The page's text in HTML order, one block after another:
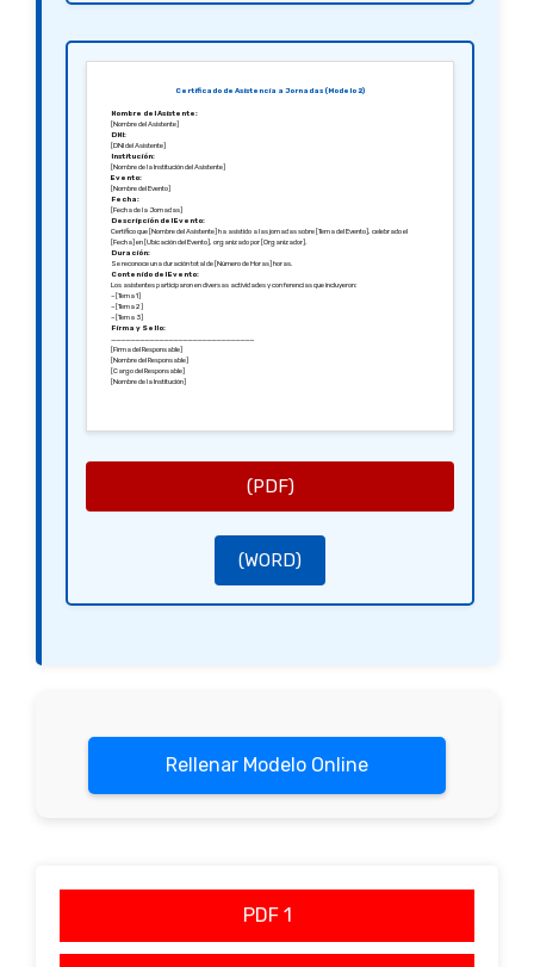
Certificado de Asistencia a Jornadas (Modelo 2)
Nombre del Asistente:
[Nombre del Asistente]
DNI:
[DNI del Asistente]
Institución:
[Nombre de la Institución del Asistente]
Evento:
[Nombre del Evento]
Fecha:
[Fecha de la Jornadas]
Descripción del Evento:
Certifico que [Nombre del Asistente] ha asistido a las jornadas sobre [Tema del Evento], celebrado el
[Fecha] en [Ubicación del Evento], organizado por [Organizador].
Duración:
Se reconoce una duración total de [Número de Horas] horas.
Contenido del Evento:
Los asistentes participaron en diversas actividades y conferencias que incluyeron:
– [Tema 1]
– [Tema 2]
– [Tema 3]
Firma y Sello:
______________________________
[Firma del Responsable]
[Nombre del Responsable]
[Cargo del Responsable]
[Nombre de la Institución]
(PDF)
(WORD)
Rellenar Modelo Online
PDF 1